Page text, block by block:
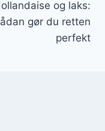
og laks:
gør du retten
perfekt